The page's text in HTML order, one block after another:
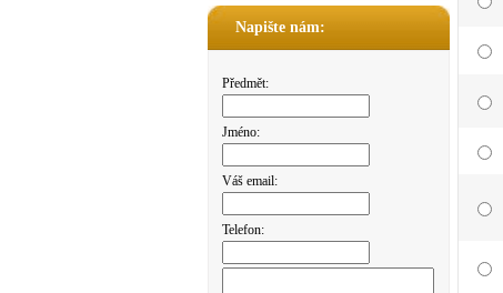
Napište nám:
Předmět:
Jméno:
Váš email:
Telefon: